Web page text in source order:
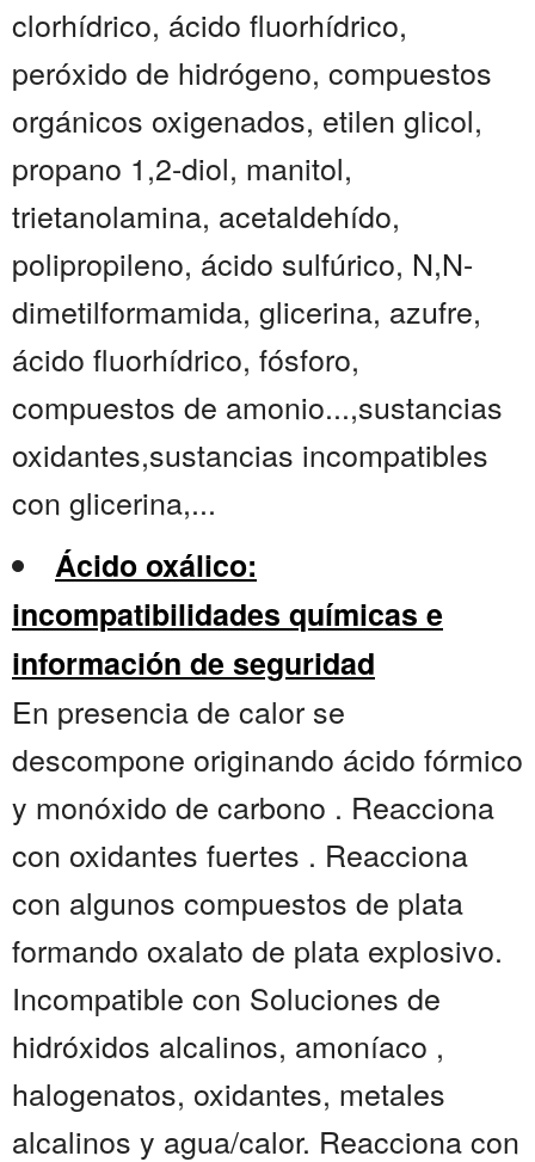
clorhídrico, ácido fluorhídrico,
peróxido de hidrógeno, compuestos
orgánicos oxigenados, etilen glicol,
propano 1,2-diol, manitol,
trietanolamina, acetaldehído,
polipropileno, ácido sulfúrico, N,N-
dimetilformamida, glicerina, azufre,
ácido fluorhídrico, fósforo,
compuestos de amonio...,sustancias
oxidantes,sustancias incompatibles
con glicerina,...
Ácido oxálico:
incompatibilidades químicas e
información de seguridad
En presencia de calor se
descompone originando ácido fórmico
y monóxido de carbono . Reacciona
con oxidantes fuertes . Reacciona
con algunos compuestos de plata
formando oxalato de plata explosivo.
Incompatible con Soluciones de
hidróxidos alcalinos, amoníaco ,
halogenatos, oxidantes, metales
alcalinos y agua/calor. Reacciona con